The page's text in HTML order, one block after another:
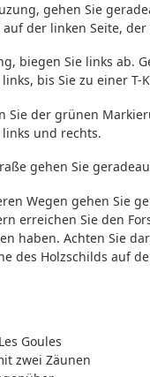
gehen Sie
der linken Seite,
biegen Sie links ab.
bis Sie zu einer T-
Sie der grünen
und rechts.
gehen Sie
Wegen gehen Sie
erreichen Sie den
haben. Achten Sie
des Holzschilds auf
Goules
zwei Zäunen